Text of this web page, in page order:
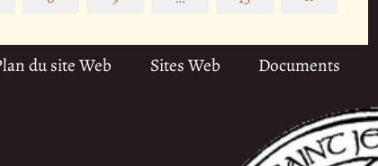
du site Web Sites Web Documents